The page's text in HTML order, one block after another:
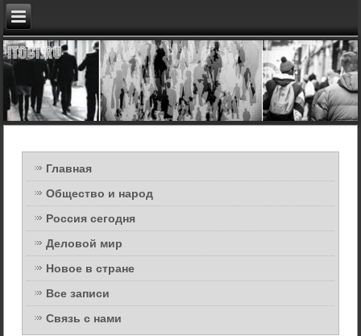
Главная
Общество и народ
Россия сегодня
Деловой мир
Новое в стране
Все записи
Связь с нами